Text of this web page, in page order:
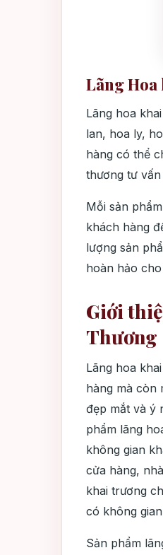
Lãng Hoa
Lãng hoa
lan, hoa ly,
hàng có thể
thương tư
Mỗi sản
khách hàng
lượng sản
hoàn hảo
Giới
Thương
Lãng hoa
hàng mà còn
đẹp mắt và ý
phẩm lãng
không gian
cửa hàng,
khai trương
có không
Sản phẩm